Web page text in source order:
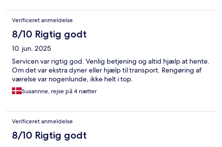
Verificeret anmeldelse
8/10 Rigtig godt
10. jun. 2025
Servicen var rigtig god. Venlig betjening og altid hjælp at hente.
Om det var ekstra dyner eller hjælp til transport. Rengøring af
værelse var nogenlunde, ikke helt i top.
Susannne, rejse på 4 nætter
Verificeret anmeldelse
8/10 Rigtig godt